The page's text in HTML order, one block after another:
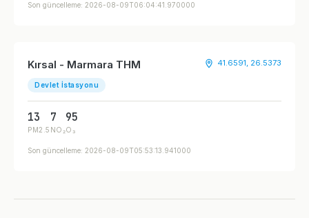
Son güncelleme: 2026-08-09T06:04:41.970000
Kırsal - Marmara THM
Devlet İstasyonu
41.6591, 26.5373
13
PM2.5
7
NO₂
95
O₃
Son güncelleme: 2026-08-09T05:53:13.941000